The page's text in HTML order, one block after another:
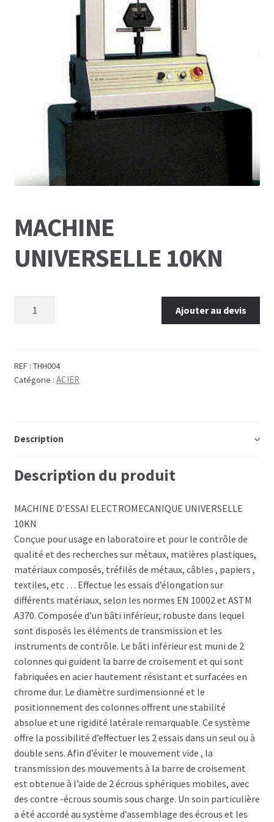
MACHINE
UNIVERSELLE 10KN
Ajouter au devis
REF : THH004
Catégorie : ACIER
Description
Description du produit
MACHINE D’ESSAI ELECTROMECANIQUE UNIVERSELLE
10KN
Conçue pour usage en laboratoire et pour le contrôle de
qualité et des recherches sur métaux, matières plastiques,
matériaux composés, tréfilés de métaux, câbles , papiers ,
textiles, etc … Effectue les essais d’élongation sur
différents matériaux, selon les normes EN 10002 et ASTM
A370. Composée d’un bâti inférieur, robuste dans lequel
sont disposés les éléments de transmission et les
instruments de contrôle. Le bâti inférieur est muni de 2
colonnes qui guident la barre de croisement et qui sont
fabriquées en acier hautement résistant et surfacées en
chrome dur. Le diamètre surdimensionné et le
positionnement des colonnes offrent une stabilité
absolue et une rigidité latérale remarquable. Ce système
offre la possibilité d’effectuer les 2 essais dans un seul ou à
double sens. Afin d’éviter le mouvement vide , la
transmission des mouvements à la barre de croisement
est obtenue à l’aide de 2 écrous sphériques mobiles, avec
des contre -écrous soumis sous charge. Un soin particulière
a été accordé au système d’assemblage des écrous et les